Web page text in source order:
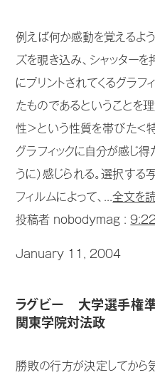
例えば何か感動を覚えるよ
ズを覗き込み、シャッター
にプリントされてくるグラフ
たものであるということを
性＞という性質を帯びた＜
グラフィックに自分が感じ
うに）感じられる。選択する
フィルムによって、...全文を
投稿者 nobodymag :
January 11, 2004
ラグビー 大学選手権
関東学院対法政
勝敗の行方が決定してから